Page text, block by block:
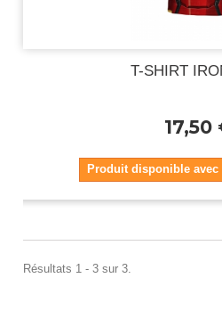
T-SHIRT
17,50
Produit disponible
Résultats 1 - 3 sur 3.